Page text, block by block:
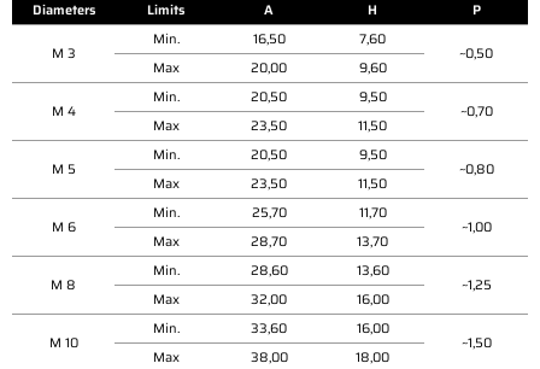
Diameters Limits A H P
M 3
Min. 16,50 7,60
~0,50
Max 20,00 9,60
M 4
Min. 20,50 9,50
~0,70
Max 23,50 11,50
M 5
Min. 20,50 9,50
~0,80
Max 23,50 11,50
M 6
Min. 25,70 11,70
~1,00
Max 28,70 13,70
M 8
Min. 28,60 13,60
~1,25
Max 32,00 16,00
M 10
Min. 33,60 16,00
~1,50
Max 38,00 18,00